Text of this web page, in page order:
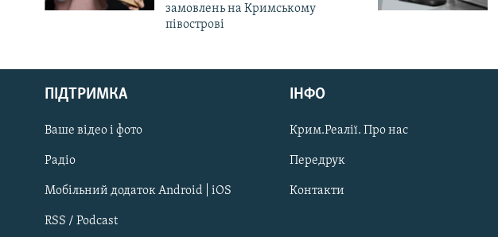
Русский
Qırımtatar
ДОЛУЧАЙСЯ!
замовлень на Кримському
півострові
ПІДТРИМКА
Ваше відео і фото
Радіо
Мобільний додаток Android | iOS
RSS / Podcast
ІНФО
Крим.Реалії. Про нас
Передрук
Контакти